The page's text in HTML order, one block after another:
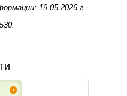
19.05.2026 г.